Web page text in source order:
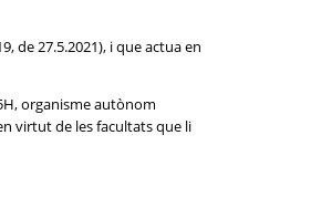
de 27.5.2021), i que actua en
organisme autònom
virtut de les facultats que li